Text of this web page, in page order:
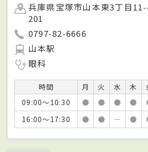
兵庫県宝塚市山本東3丁目
201
0797-82-6666
山本駅
眼科
時間 月 火 水 木
09:00～10:30
● ● ● ●
16:00～17:30
● ● － ●